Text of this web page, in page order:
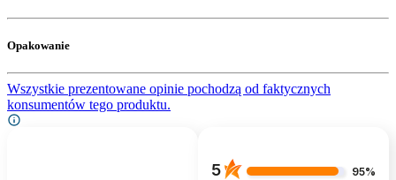
Opakowanie
Wszystkie prezentowane opinie pochodzą od faktycznych
konsumentów tego produktu.
5 95%